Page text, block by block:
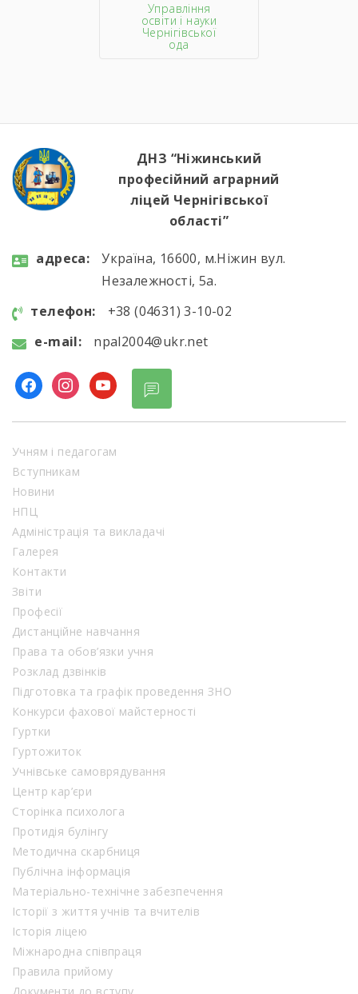
Управління
освіти і науки
Чернігівської
ода
ДНЗ “Ніжинський
професійний аграрний
ліцей Чернігівської
області”
aдресa:
Україна, 16600, м.Ніжин вул.
Незалежності, 5а.
телефон:
+38 (04631) 3-10-02
e-mail:
npal2004@ukr.net
facebookinstagram
youtube
Учням і педагогам
Вступникам
Новини
НПЦ
Адміністрація та викладачі
Галерея
Контакти
Звіти
Професії
Дистанційне навчання
Права та обов’язки учня
Розклад дзвінків
Підготовка та графік проведення ЗНО
Конкурси фахової майстерності
Гуртки
Гуртожиток
Учнівське самоврядування
Центр кар’єри
Сторінка психолога
Протидія булінгу
Методична скарбниця
Публічна інформація
Матеріально-технічне забезпечення
Історії з життя учнів та вчителів
Історія ліцею
Міжнародна співпраця
Правила прийому